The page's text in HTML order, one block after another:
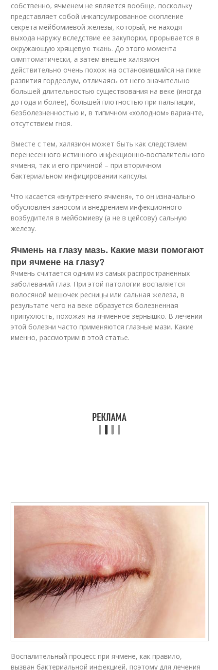
собственно, ячменем не является вообще, поскольку
представляет собой инкапсулированное скопление
секрета мейбомиевой железы, который, не находя
выхода наружу вследствие ее закупорки, прорывается в
окружающую хрящевую ткань. До этого момента
симптоматически, а затем внешне халязион
действительно очень похож на остановившийся на пике
развития гордеолум, отличаясь от него значительно
большей длительностью существования на веке (иногда
до года и более), большей плотностью при пальпации,
безболезненностью и, в типичном «холодном» варианте,
отсутствием гноя.
Вместе с тем, халязион может быть как следствием
перенесенного истинного инфекционно-воспалительного
ячменя, так и его причиной – при вторичном
бактериальном инфицировании капсулы.
Что касается «внутреннего ячменя», то он изначально
обусловлен заносом и внедрением инфекционного
возбудителя в мейбомиеву (а не в цейсову) сальную
железу.
Ячмень на глазу мазь. Какие мази помогают
при ячмене на глазу?
Ячмень считается одним из самых распространенных
заболеваний глаз. При этой патологии воспаляется
волосяной мешочек ресницы или сальная железа, в
результате чего на веке образуется болезненная
припухлость, похожая на ячменное зернышко. В лечении
этой болезни часто применяются глазные мази. Какие
именно, рассмотрим в этой статье.
Воспалительный процесс при ячмене, как правило,
вызван бактериальной инфекцией, поэтому для лечения